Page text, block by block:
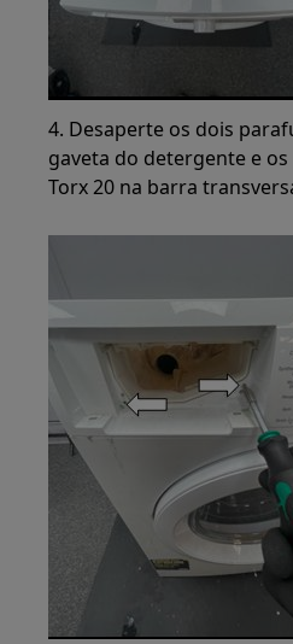
4. Desaperte os dois
gaveta do detergente e
Torx 20 na barra